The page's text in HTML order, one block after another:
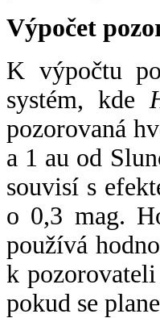
Výpočet
K výpočtu
systém, kde
pozorovaná
a 1 au od
souvisí s
o 0,3 mag.
používá
k
pokud se